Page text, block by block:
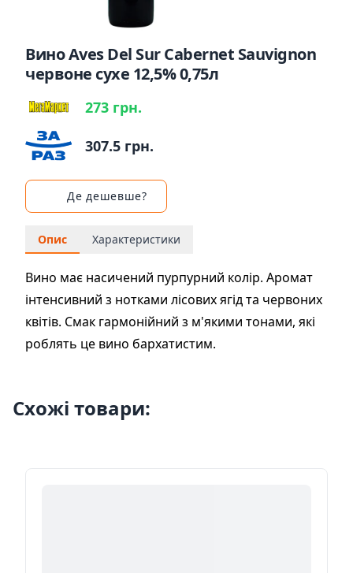
Вино Aves Del Sur Cabernet Sauvignon
червоне сухе 12,5% 0,75л
273 грн.
307.5 грн.
Де дешевше?
Опис Характеристики
Вино має насичений пурпурний колір. Аромат
інтенсивний з нотками лісових ягід та червоних
квітів. Смак гармонійний з м'якими тонами, які
роблять це вино бархатистим.
Схожі товари: